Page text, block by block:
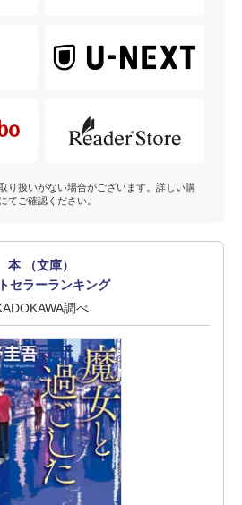
り扱いがない場合がございます。詳しい購
てご確認ください。
本 （文庫）
セラーランキング
調べ